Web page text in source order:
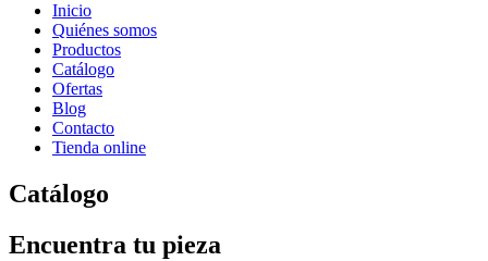
Inicio
Quiénes somos
Productos
Catálogo
Ofertas
Blog
Contacto
Tienda online
Catálogo
Encuentra tu pieza